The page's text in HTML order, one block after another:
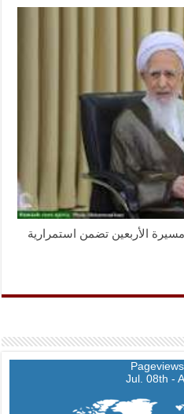
الأربعين تضمن استمرارية
Jul. 08th -